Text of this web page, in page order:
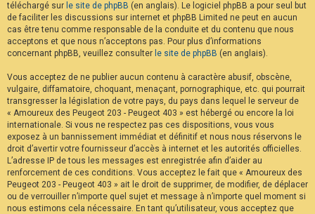
téléchargé sur le site de phpBB (en anglais). Le logiciel phpBB a pour seul but
de faciliter les discussions sur internet et phpBB Limited ne peut en aucun
cas être tenu comme responsable de la conduite et du contenu que nous
acceptons et que nous n’acceptons pas. Pour plus d’informations
concernant phpBB, veuillez consulter le site de phpBB (en anglais).
Vous acceptez de ne publier aucun contenu à caractère abusif, obscène,
vulgaire, diffamatoire, choquant, menaçant, pornographique, etc. qui pourrait
transgresser la législation de votre pays, du pays dans lequel le serveur de
« Amoureux des Peugeot 203 - Peugeot 403 » est hébergé ou encore la loi
internationale. Si vous ne respectez pas ces dispositions, vous vous
exposez à un bannissement immédiat et définitif et nous nous réservons le
droit d’avertir votre fournisseur d’accès à internet et les autorités officielles.
L’adresse IP de tous les messages est enregistrée afin d’aider au
renforcement de ces conditions. Vous acceptez le fait que « Amoureux des
Peugeot 203 - Peugeot 403 » ait le droit de supprimer, de modifier, de déplacer
ou de verrouiller n’importe quel sujet et message à n’importe quel moment si
nous estimons cela nécessaire. En tant qu’utilisateur, vous acceptez que